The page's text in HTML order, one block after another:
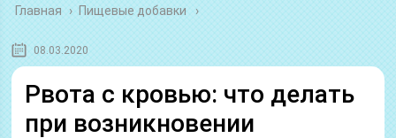
Главная › Пищевые добавки
08.03.2020
Рвота с кровью: что делать
при возникновении